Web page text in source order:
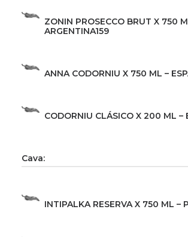
ZONIN PROSECCO BRUT X 750
ARGENTINA159
ANNA CODORNIU X 750 ML –
CODORNIU CLÁSICO X 200 ML –
Cava:
INTIPALKA RESERVA X 750 ML –